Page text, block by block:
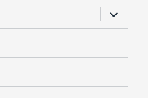
anzeigen